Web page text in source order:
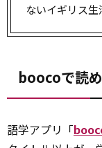
ないイギリス生
boocoで読
語学アプリ「